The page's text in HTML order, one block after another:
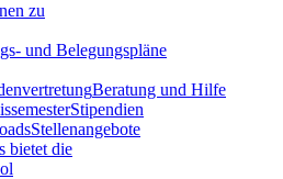
zu
und Belegungspläne
Beratung und Hilfe
Stipendien
Stellenangebote
bietet die